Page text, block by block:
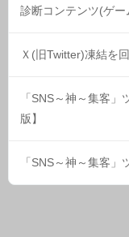
診断コンテンツ(ゲー
Ｘ(旧Twitter)凍結を
「SNS～神～集客
版】
「SNS～神～集客」